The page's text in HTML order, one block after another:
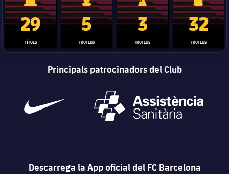
Trofeu de la Liga
29
TÍTOLS
Trofeu de la Lliga de Campions
5
TROFEUS
Trofeu del Mundial de Clubs
3
TROFEUS
Copa del
32
TROFEUS
Principals patrocinadors del Club
Descarrega la App oficial del FC Barcelona